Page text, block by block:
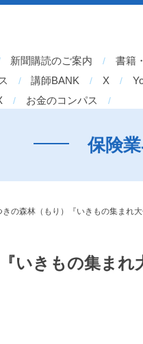
新聞購読のご案内 書籍
講師BANK X
お金のコンパス
保険
きの森林（もり）『いきもの集まれ
いきもの集まれ